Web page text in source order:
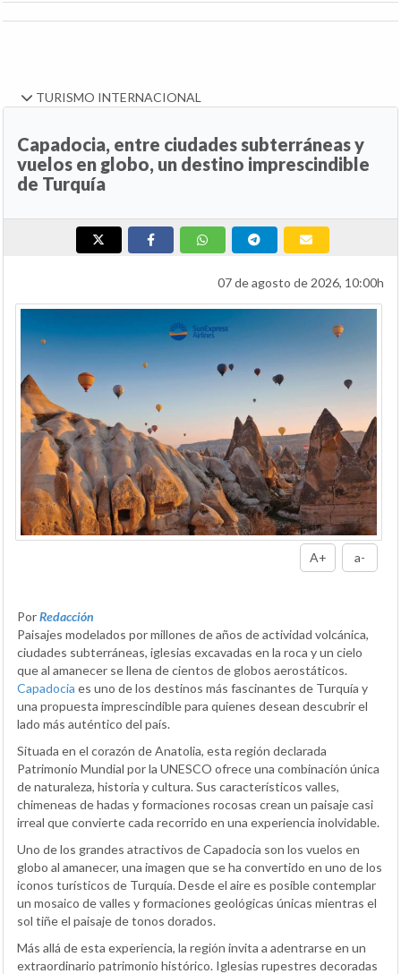
TURISMO INTERNACIONAL
Capadocia, entre ciudades subterráneas y
vuelos en globo, un destino imprescindible
de Turquía
07 de agosto de 2026, 10:00h
A+ a-
PorRedacción
Paisajes modelados por millones de años de actividad volcánica,
ciudades subterráneas, iglesias excavadas en la roca y un cielo
que al amanecer se llena de cientos de globos aerostáticos.
Capadocia es uno de los destinos más fascinantes de Turquía y
una propuesta imprescindible para quienes desean descubrir el
lado más auténtico del país.
Situada en el corazón de Anatolia, esta región declarada
Patrimonio Mundial por la UNESCO ofrece una combinación única
de naturaleza, historia y cultura. Sus característicos valles,
chimeneas de hadas y formaciones rocosas crean un paisaje casi
irreal que convierte cada recorrido en una experiencia inolvidable.
Uno de los grandes atractivos de Capadocia son los vuelos en
globo al amanecer, una imagen que se ha convertido en uno de los
iconos turísticos de Turquía. Desde el aire es posible contemplar
un mosaico de valles y formaciones geológicas únicas mientras el
sol tiñe el paisaje de tonos dorados.
Más allá de esta experiencia, la región invita a adentrarse en un
extraordinario patrimonio histórico. Iglesias rupestres decoradas